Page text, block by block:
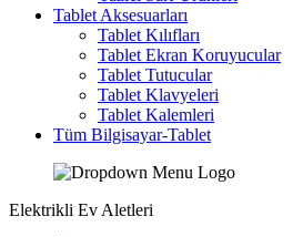
Tablet Aksesuarları
Tablet Kılıfları
Tablet Ekran Koruyucular
Tablet Tutucular
Tablet Klavyeleri
Tablet Kalemleri
Tüm Bilgisayar-Tablet
Elektrikli Ev Aletleri